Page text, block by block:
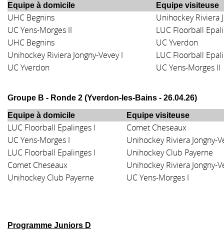
Equipe à domicile Equipe visiteuse
UHC Begnins
Unihockey Riviera
UC Yens-Morges II
LUC Floorball
UHC Begnins
UC Yverdon
Unihockey Riviera Jongny-Vevey I
LUC Floorball
UC Yverdon
UC Yens-Morges II
Groupe B - Ronde 2 (Yverdon-les-Bains - 26.04.26)
Equipe à domicile Equipe visiteuse
LUC Floorball Epalinges I
Comet Cheseaux
UC Yens-Morges I
Unihockey Riviera Jongny-
LUC Floorball Epalinges I
Unihockey Club Payerne
Comet Cheseaux
Unihockey Riviera Jongny-
Unihockey Club Payerne
UC Yens-Morges I
Programme Juniors D